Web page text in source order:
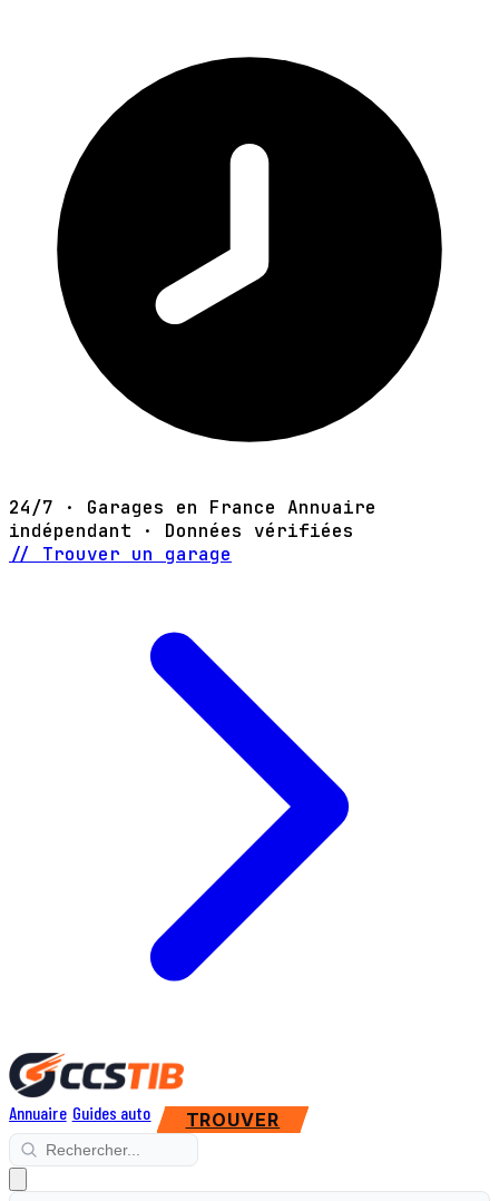
24/7 · Garages en France Annuaire
indépendant · Données vérifiées
// Trouver un garage
Annuaire Guides auto TROUVER